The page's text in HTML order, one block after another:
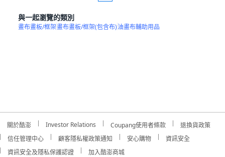
與一起瀏覽的類別
畫布畫板/框架畫布畫板/框架(包含布)油畫布輔助用品
關於酷澎 Investor Relations Coupang使用者條款
退換貨政策
信任管理中心
顧客隱私權政策通知 安心購物
資訊安全
資訊安全及隱私保護認證
加入酷澎商城